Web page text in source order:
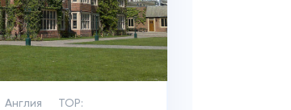
Англия TOP: